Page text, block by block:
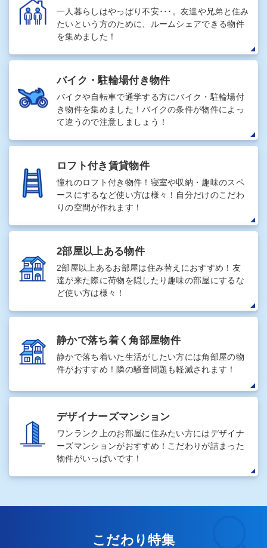
一人暮らしはやっぱり不安･･･。友達や兄弟と住み
たいという方のために、ルームシェアできる物件
を集めました！
バイク・駐輪場付き物件
バイクや自転車で通学する方にバイク・駐輪場付
き物件を集めました！バイクの条件が物件によっ
て違うので注意しましょう！
ロフト付き賃貸物件
憧れのロフト付き物件！寝室や収納・趣味のスペ
ースにするなど使い方は様々！自分だけのこだわ
りの空間が作れます！
2部屋以上ある物件
2部屋以上あるお部屋は住み替えにおすすめ！友
達が来た際に荷物を隠したり趣味の部屋にするな
ど使い方は様々！
静かで落ち着く角部屋物件
静かで落ち着いた生活がしたい方には角部屋の物
件がおすすめ！隣の騒音問題も軽減されます！
デザイナーズマンション
ワンランク上のお部屋に住みたい方にはデザイナ
ーズマンションがおすすめ！こだわりが詰まった
物件がいっぱいです！
こだわり特集